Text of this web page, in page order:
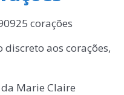
corações
aos corações,
Marie Claire